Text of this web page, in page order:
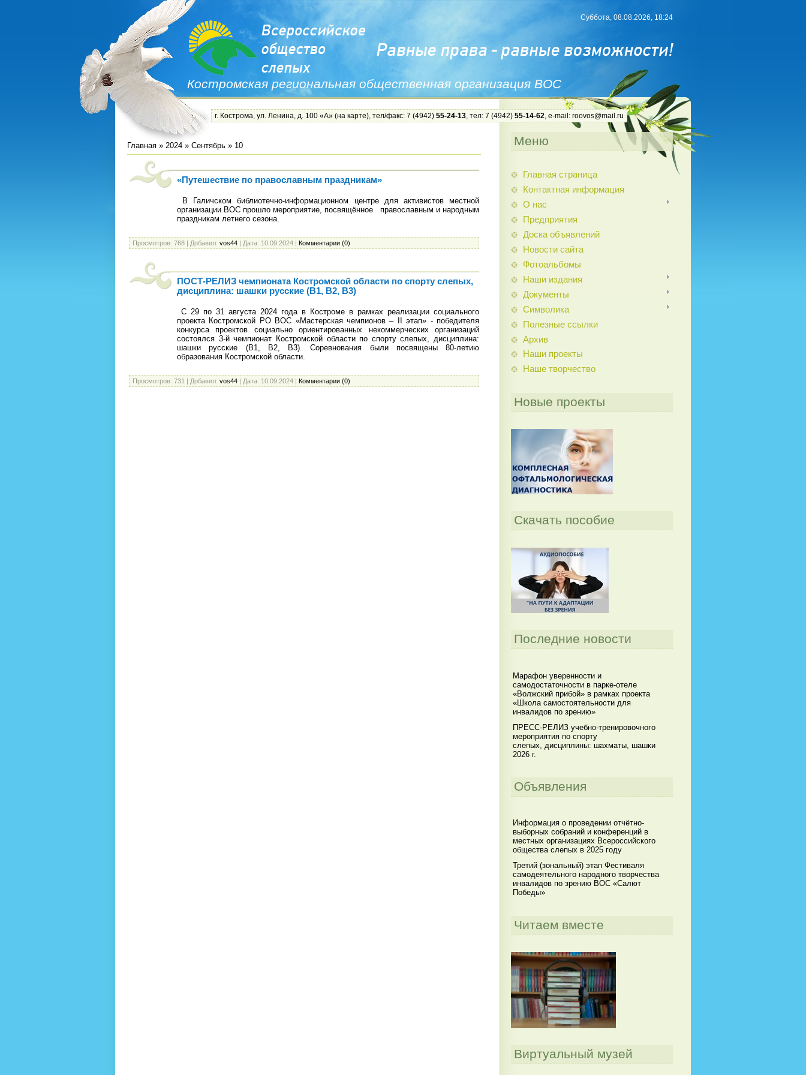
Костромская региональная общественная организация ВОС
Суббота, 08.08.2026, 18:24
г. Кострома, ул. Ленина, д. 100 «А» (на карте), тел/факс: 7 (4942) 55-24-13, тел: 7 (4942) 55-14-62, e-mail: roovos@mail.ru
Главная » 2024 » Сентябрь » 10
«Путешествие по православным праздникам»
В Галичском библиотечно-информационном центре для активистов местной
организации ВОС прошло мероприятие, посвящённое православным и народным
праздникам летнего сезона.
Просмотров: 768 | Добавил: vos44 | Дата: 10.09.2024 | Комментарии (0)
ПОСТ-РЕЛИЗ чемпионата Костромской области по спорту слепых,
дисциплина: шашки русские (В1, В2, В3)
С 29 по 31 августа 2024 года в Костроме в рамках реализации социального
проекта Костромской РО ВОС «Мастерская чемпионов – II этап» - победителя
конкурса проектов социально ориентированных некоммерческих организаций
состоялся 3-й чемпионат Костромской области по спорту слепых, дисциплина:
шашки русские (В1, В2, В3). Соревнования были посвящены 80-летию
образования Костромской области.
Просмотров: 731 | Добавил: vos44 | Дата: 10.09.2024 | Комментарии (0)
Меню
Главная страница
Контактная информация
О нас
Предприятия
Доска объявлений
Новости сайта
Фотоальбомы
Наши издания
Документы
Символика
Полезные ссылки
Архив
Наши проекты
Наше творчество
Новые проекты
Скачать пособие
Последние новости
Марафон уверенности и
самодостаточности в парке-отеле
«Волжский прибой» в рамках проекта
«Школа самостоятельности для
инвалидов по зрению»
ПРЕСС-РЕЛИЗ учебно-тренировочного
мероприятия по спорту
слепых, дисциплины: шахматы, шашки
2026 г.
Объявления
Информация о проведении отчётно-
выборных собраний и конференций в
местных организациях Всероссийского
общества слепых в 2025 году
Третий (зональный) этап Фестиваля
самодеятельного народного творчества
инвалидов по зрению ВОС «Салют
Победы»
Читаем вместе
Виртуальный музей